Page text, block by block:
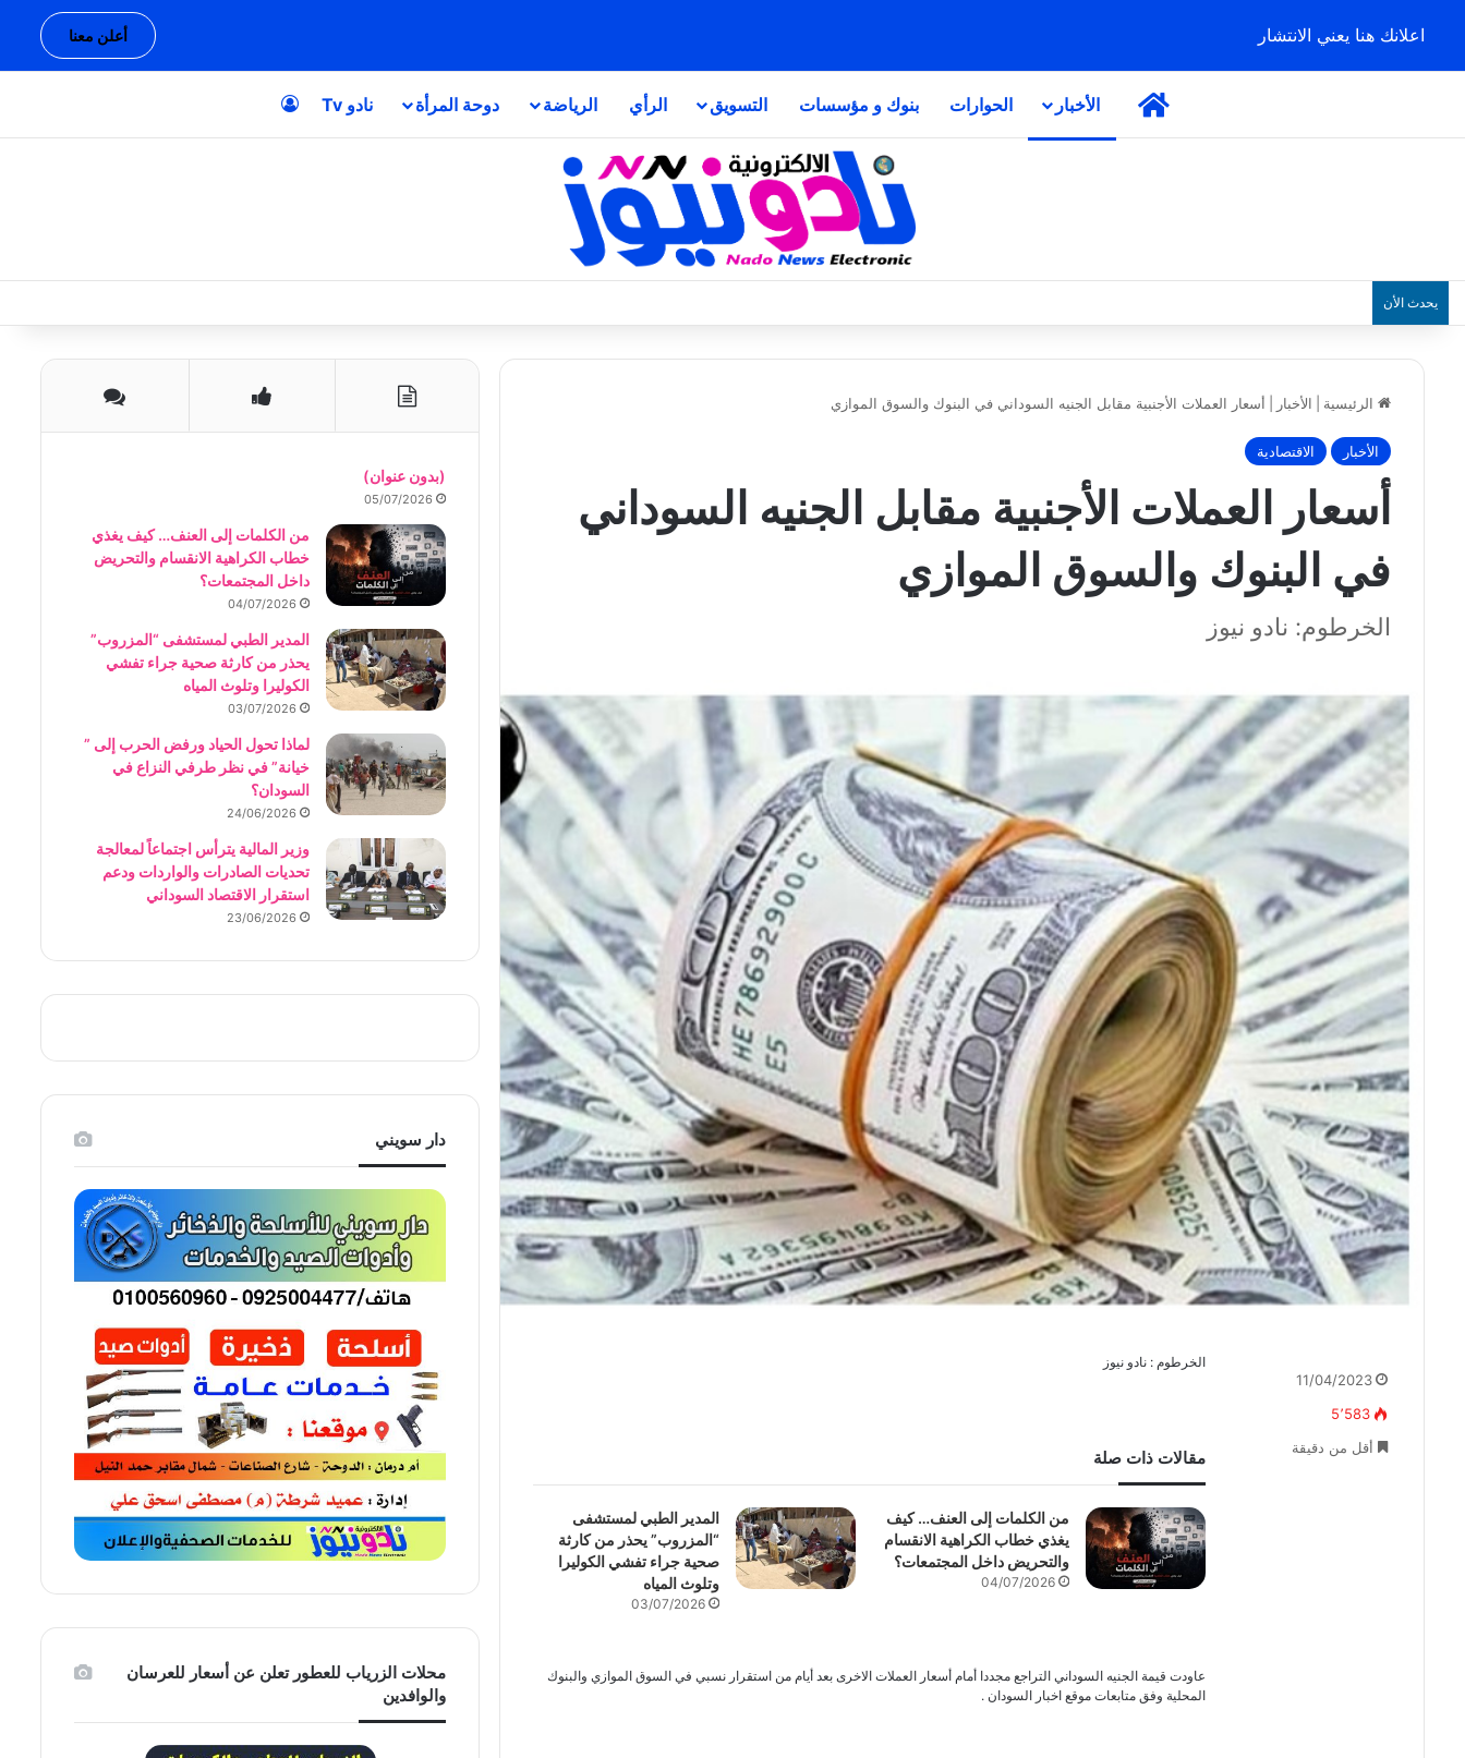
اعلانك هنا يعني الانتشار أعلن معنا
الرئيسيةالأخبار الحوارات بنوك و مؤسسات التسويق الرأي الرياضة دوحة المرأة نادو Tv
يحدث الأن
الرئيسية الأخبار أسعار العملات الأجنبية مقابل الجنيه السوداني في البنوك والسوق الموازي
الأخبار الاقتصادية
أسعار العملات الأجنبية مقابل الجنيه السوداني
في البنوك والسوق الموازي
الخرطوم: نادو نيوز
الخرطوم : نادو نيوز
مقالات ذات صلة
من الكلمات إلى العنف… كيف
يغذي خطاب الكراهية الانقسام
والتحريض داخل المجتمعات؟
04/07/2026
المدير الطبي لمستشفى
“المزروب” يحذر من كارثة
صحية جراء تفشي الكوليرا
وتلوث المياه
03/07/2026
عاودت قيمة الجنيه السوداني التراجع مجددا أمام أسعار العملات الاخرى بعد أيام من استقرار نسبي في السوق الموازي والبنوك
المحلية وفق متابعات موقع اخبار السودان .
11/04/2023
5٬583
أقل من دقيقة
(بدون عنوان)
05/07/2026
من الكلمات إلى العنف… كيف يغذي
خطاب الكراهية الانقسام والتحريض
داخل المجتمعات؟
04/07/2026
المدير الطبي لمستشفى “المزروب”
يحذر من كارثة صحية جراء تفشي
الكوليرا وتلوث المياه
03/07/2026
لماذا تحول الحياد ورفض الحرب إلى ”
خيانة” في نظر طرفي النزاع في
السودان؟
24/06/2026
وزير المالية يترأس اجتماعاً لمعالجة
تحديات الصادرات والواردات ودعم
استقرار الاقتصاد السوداني
23/06/2026
دار سويني
محلات الزرياب للعطور تعلن عن أسعار للعرسان
والوافدين